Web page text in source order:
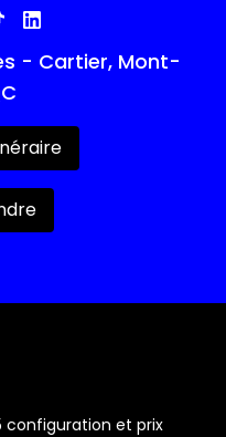
- Cartier, Mont-
configuration et prix